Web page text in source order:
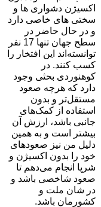
اکسیژن دشواری ها و
سختی های خاصی دارد
و در حال حاضر در
سطح جهان تنها 17 نفر
توانسته‌اند این افتخار را
کسب کنند. در
کوهنوردی بحثی وجود
دارد که هرچه صعود
مستقل‌تر و بدون
استفاده از کمک‌های
جانبی باشد، ارزش آن
بیشتر است و به همین
دلیل من نیز صعودهای
خود را بدون اکسیژن و
شرپا انجام می‌دهم تا
صعود شاخصی باشد و
در شان ملت و
کشورمان باشد.